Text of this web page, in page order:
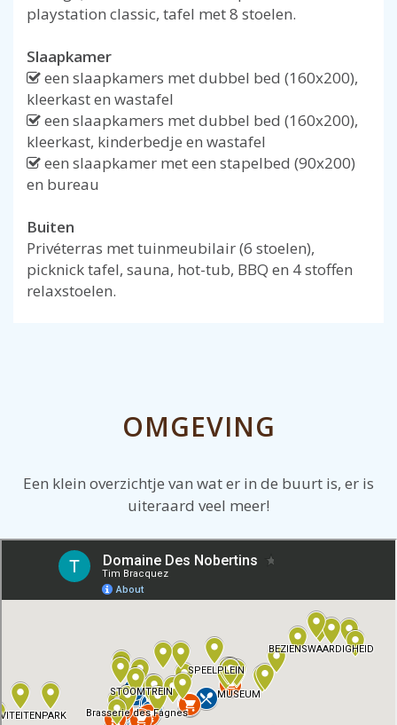
playstation classic, tafel met 8 stoelen.
Slaapkamer
een slaapkamers met dubbel bed (160x200),
kleerkast en wastafel
een slaapkamers met dubbel bed (160x200),
kleerkast, kinderbedje en wastafel
een slaapkamer met een stapelbed (90x200)
en bureau
Buiten
Privéterras met tuinmeubilair (6 stoelen),
picknick tafel, sauna, hot-tub, BBQ en 4 stoffen
relaxstoelen.
OMGEVING
Een klein overzichtje van wat er in de buurt is, er is
uiteraard veel meer!